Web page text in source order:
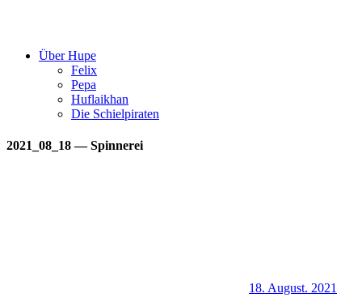
Über Hupe
Felix
Pepa
Huflaikhan
Die Schielpiraten
2021_08_18 — Spinnerei
18. August. 2021